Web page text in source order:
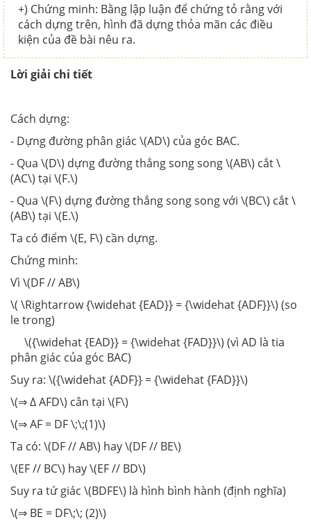
+) Chứng minh: Bằng lập luận để chứng tỏ rằng với
cách dựng trên, hình đã dựng thỏa mãn các điều
kiện của đề bài nêu ra.
Lời giải chi tiết
Cách dựng:
- Dựng đường phân giác \(AD\) của góc BAC.
- Qua \(D\) dựng đường thẳng song song \(AB\) cắt \
(AC\) tại \(F.\)
- Qua \(F\) dựng đường thẳng song song với \(BC\) cắt \
(AB\) tại \(E.\)
Ta có điểm \(E, F\) cần dựng.
Chứng minh:
Vì \(DF // AB\)
\( \Rightarrow {\widehat {EAD}} = {\widehat {ADF}}\) (so
le trong)
\({\widehat {EAD}} = {\widehat {FAD}}\) (vì AD là tia
phân giác của góc BAC)
Suy ra: \({\widehat {ADF}} = {\widehat {FAD}}\)
\(⇒ ∆ AFD\) cân tại \(F\)
\(⇒ AF = DF \;\;(1)\)
Ta có: \(DF // AB\) hay \(DF // BE\)
\(EF // BC\) hay \(EF // BD\)
Suy ra tứ giác \(BDFE\) là hình bình hành (định nghĩa)
\(⇒ BE = DF\;\; (2)\)